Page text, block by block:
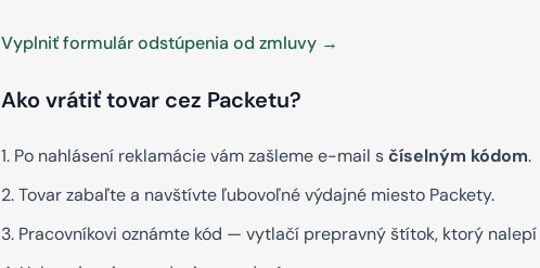
Vyplniť formulár odstúpenia od zmluvy →
Ako vrátiť tovar cez Packetu?
Po nahlásení reklamácie vám zašleme e-mail sčíselným kódom.
Tovar zabaľte a navštívte ľubovoľné výdajné miesto Packety.
Pracovníkovi oznámte kód — vytlačí prepravný štítok, ktorý nalepí